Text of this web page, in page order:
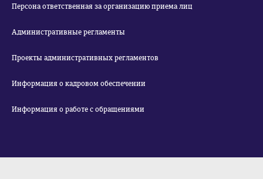
Персона ответственная за организацию приема лиц
Административные регламенты
Проекты административных регламентов
Информация о кадровом обеспечении
Информация о работе с обращениями